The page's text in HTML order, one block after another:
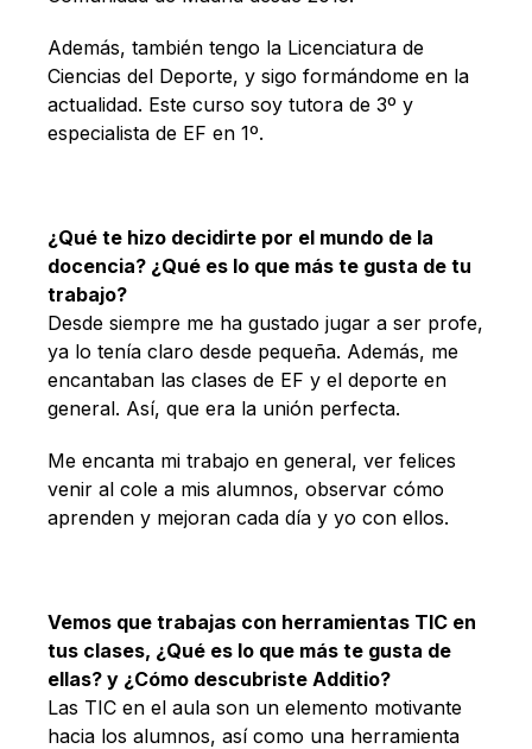
Español
Además, también tengo la Licenciatura de
Ciencias del Deporte, y sigo formándome en la
actualidad. Este curso soy tutora de 3º y
especialista de EF en 1º.
¿Qué te hizo decidirte por el mundo de la
docencia? ¿Qué es lo que más te gusta de tu
trabajo?
Desde siempre me ha gustado jugar a ser profe,
ya lo tenía claro desde pequeña. Además, me
encantaban las clases de EF y el deporte en
general. Así, que era la unión perfecta.
Me encanta mi trabajo en general, ver felices
venir al cole a mis alumnos, observar cómo
aprenden y mejoran cada día y yo con ellos.
Vemos que trabajas con herramientas TIC en
tus clases, ¿Qué es lo que más te gusta de
ellas? y ¿Cómo descubriste Additio?
Las TIC en el aula son un elemento motivante
hacia los alumnos, así como una herramienta